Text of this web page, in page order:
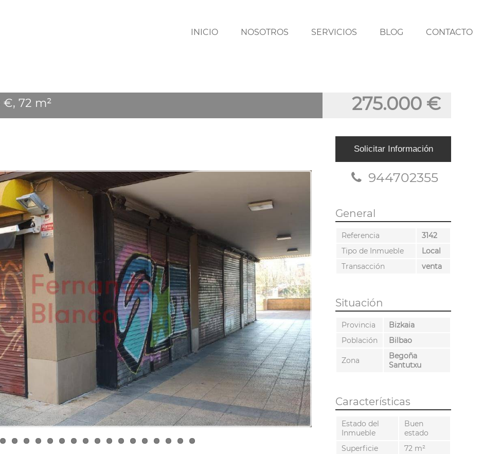
INICIO NOSOTROS SERVICIOS BLOG CONTACTO
72 m² 275.000 €
Solicitar Información
944702355
General
Referencia
3142
Tipo de Inmueble
Local
Transacción
venta
Situación
Provincia
Bizkaia
Población
Bilbao
Zona
Begoña
Santutxu
Características
Estado del
Inmueble
Buen
estado
Superficie
72 m²